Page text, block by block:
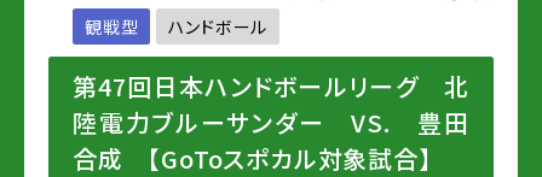
観戦型 ハンドボール
第47回日本ハンドボールリーグ 北
陸電力ブルーサンダー VS. 豊田
合成 【GoToスポカル対象試合】